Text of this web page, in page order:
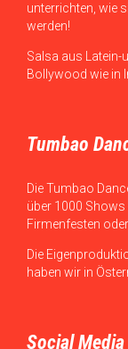
unterrichten, wie
werden!
Salsa aus Latein-
Bollywood wie in
Tumbao
Die Tumbao
über 1000 Shows
Firmenfesten
Die
haben wir in
Social Media